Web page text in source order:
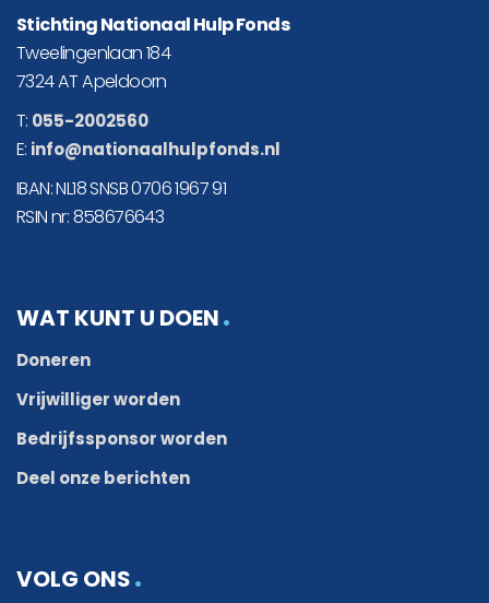
Stichting Nationaal Hulp Fonds
Tweelingenlaan 184
7324 AT Apeldoorn
T: 055-2002560
E: info@nationaalhulpfonds.nl
IBAN: NL18 SNSB 0706 1967 91
RSIN nr: 858676643
WAT KUNT U DOEN
Doneren
Vrijwilliger worden
Bedrijfssponsor worden
Deel onze berichten
VOLG ONS